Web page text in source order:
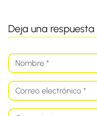
Deja una respuesta